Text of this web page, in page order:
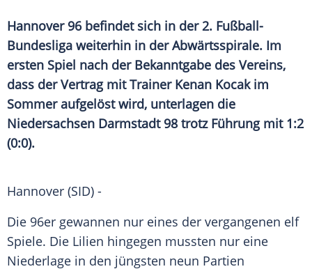
Hannover 96befindet sich in der 2. Fußball-
Bundesliga weiterhin in derAbwärtsspirale. Im
ersten Spiel nach der Bekanntgabe des Vereins,
dass der Vertrag mit Trainer Kenan Kocakim
Sommer aufgelöst wird, unterlagen die
Niedersachsen Darmstadt98 trotz Führung mit 1:2
(0:0).
Hannover (SID) -
Die 96er gewannen nur eines der vergangenen elf
Spiele. Die Lilien hingegen mussten nur eine
Niederlage in den jüngsten neun Partien